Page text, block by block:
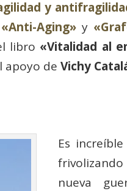
y
«Anti-Aging»y
libro «Vitalidad al
apoyo deVichy
Es
nueva